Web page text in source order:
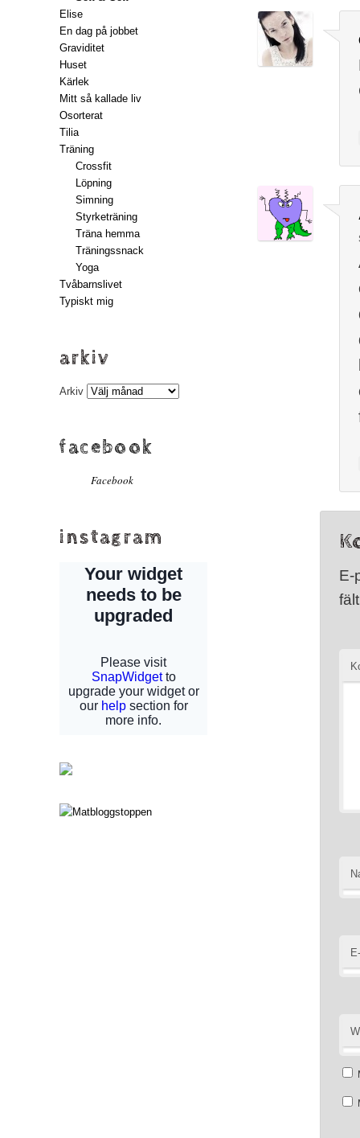
E-
Elise
En dag på jobbet
Graviditet
Huset
Kärlek
Mitt så kallade liv
Osorterat
Tilia
Träning
Crossfit
Löpning
Simning
Styrketräning
Träna hemma
Träningssnack
Yoga
Tvåbarnslivet
Typiskt mig
arkiv
Arkiv
facebook
Facebook
instagram